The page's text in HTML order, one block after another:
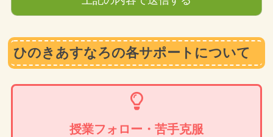
ひのきあすなろの各サポートについて
授業フォロー・苦手克服